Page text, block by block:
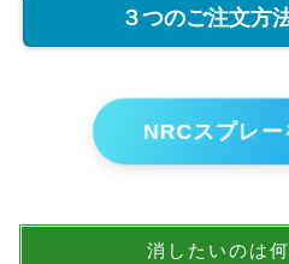
３つのご注文方
NRCスプレ
消したいのは